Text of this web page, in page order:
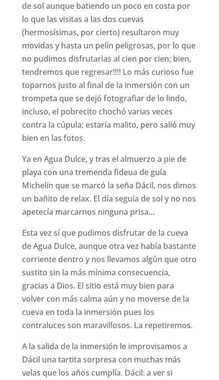
de sol aunque batiendo un poco en costa por
lo que las visitas a las dos cuevas
(hermosísimas, por cierto) resultaron muy
movidas y hasta un pelín peligrosas, por lo que
no pudimos disfrutarlas al cien por cien; bien,
tendremos que regresar!!!! Lo más curioso fue
toparnos justo al final de la inmersión con un
trompeta que se dejó fotografiar de lo lindo,
incluso, el pobrecito chochó varias veces
contra la cúpula; estaría malito, pero salió muy
bien en las fotos.
Ya en Agua Dulce, y tras el almuerzo a pie de
playa con una tremenda fideua de guía
Michelín que se marcó la seña Dácil, nos dimos
un bañito de relax. El día seguía de sol y no nos
apetecía marcarnos ninguna prisa…
Esta vez sí que pudimos disfrutar de la cueva
de Agua Dulce, aunque otra vez había bastante
corriente dentro y nos llevamos algún que otro
sustito sin la más mínima consecuencia,
gracias a Dios. El sitio está muy bien para
volver con más calma aún y no moverse de la
cueva en toda la inmersión pues los
contraluces son maravillosos. La repetiremos.
A la salida de la inmersión le improvisamos a
Dácil una tartita sorpresa con muchas más
velas que los años cumplía. Dácil: a ver si